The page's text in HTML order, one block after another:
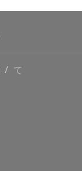
て